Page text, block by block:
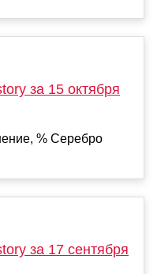
за 15 октября
% Серебро
за 17 сентября